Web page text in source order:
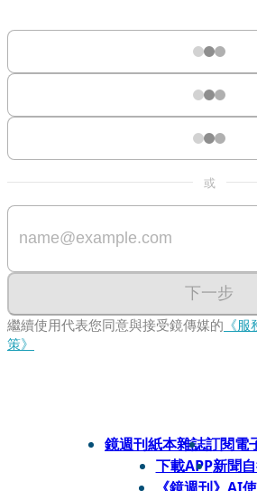
或
下一步
繼續使用代表您同意與接受鏡傳媒的 《服
策》
鏡週刊紙本雜誌訂閱電
下載APP新聞